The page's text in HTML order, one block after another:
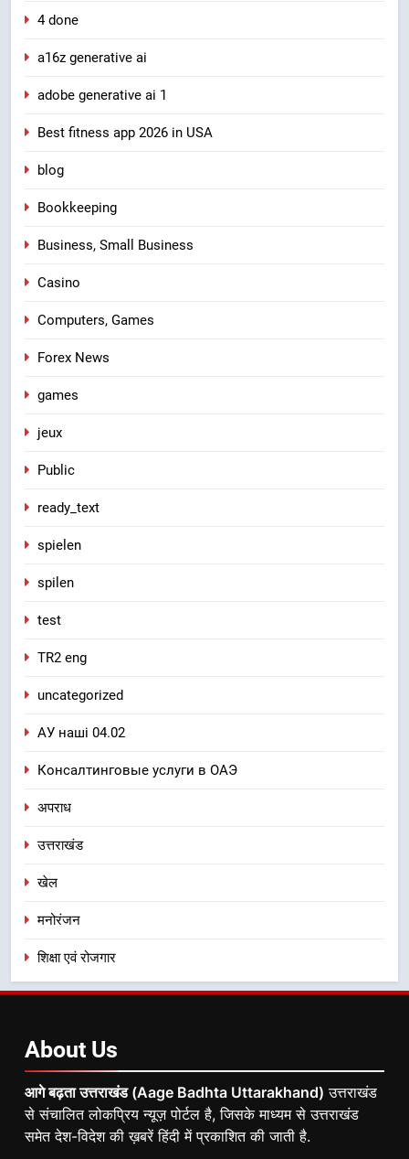
4 done
a16z generative ai
adobe generative ai 1
Best fitness app 2026 in USA
blog
Bookkeeping
Business, Small Business
Casino
Computers, Games
Forex News
games
jeux
Public
ready_text
spielen
spilen
test
TR2 eng
uncategorized
АУ наші 04.02
Консалтинговые услуги в ОАЭ
अपराध
उत्तराखंड
खेल
मनोरंजन
शिक्षा एवं रोजगार
About Us
आगे बढ़ता उत्तराखंड (Aage Badhta Uttarakhand) उत्तराखंड
से संचालित लोकप्रिय न्यूज़ पोर्टल है, जिसके माध्यम से उत्तराखंड
समेत देश-विदेश की ख़बरें हिंदी में प्रकाशित की जाती है.